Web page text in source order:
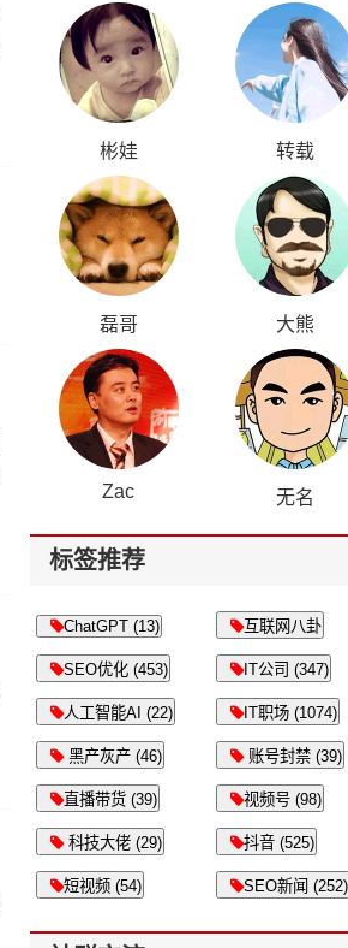
彬娃 转载
磊哥 大熊
Zac 无名
标签推荐
ChatGPT (13) 互联网八卦
SEO优化 (453) IT公司 (347)
人工智能AI (22) IT职场 (1074)
黑产灰产 (46) 账号封禁 (39)
直播带货 (39) 视频号 (98)
科技大佬 (29) 抖音 (525)
短视频 (54) SEO新闻 (252)